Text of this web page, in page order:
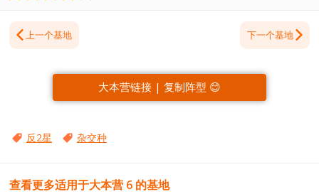
上一个基地 下一个基地
大本营链接 | 复制阵型 😊
反2星 杂交种
查看更多适用于大本营 6 的基地